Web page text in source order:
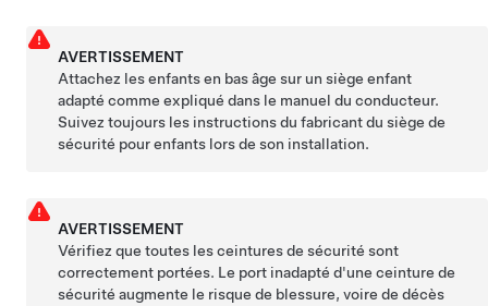
AVERTISSEMENT
Attachez les enfants en bas âge sur un siège enfant
adapté comme expliqué dans le manuel du conducteur.
Suivez toujours les instructions du fabricant du siège de
sécurité pour enfants lors de son installation.
AVERTISSEMENT
Vérifiez que toutes les ceintures de sécurité sont
correctement portées. Le port inadapté d'une ceinture de
sécurité augmente le risque de blessure, voire de décès